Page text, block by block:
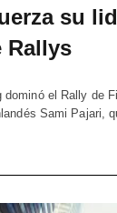
su
Rallys
dominó el Rally de
Sami Pajari,